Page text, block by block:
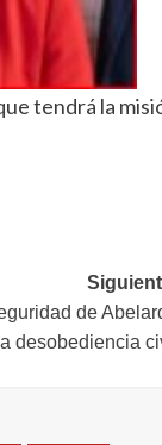
tendrá la
de
desobediencia